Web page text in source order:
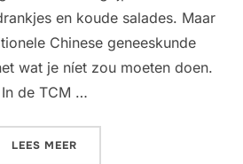
en koude salades. Maar
Chinese geneeskunde
wat je níet zou moeten doen.
In de TCM …
LEES MEER